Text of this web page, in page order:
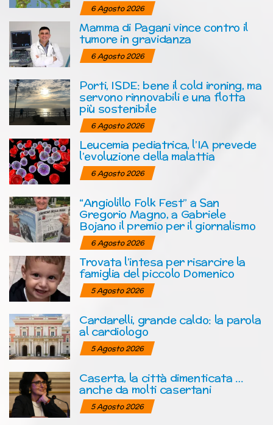
6 Agosto 2026
Mamma di Pagani vince contro il
tumore in gravidanza
6 Agosto 2026
Porti, ISDE: bene il cold ironing, ma
servono rinnovabili e una flotta
più sostenibile
6 Agosto 2026
Leucemia pediatrica, l’IA prevede
l’evoluzione della malattia
6 Agosto 2026
“Angiolillo Folk Fest” a San
Gregorio Magno, a Gabriele
Bojano il premio per il giornalismo
6 Agosto 2026
Trovata l’intesa per risarcire la
famiglia del piccolo Domenico
5 Agosto 2026
Cardarelli, grande caldo: la parola
al cardiologo
5 Agosto 2026
Caserta, la città dimenticata …
anche da molti casertani
5 Agosto 2026